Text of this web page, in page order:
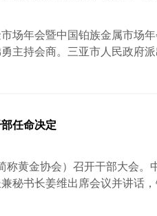
场年会暨中国铂族金属市场
主持会商。三亚市人民政府
支持海南自贸港这一国家重大
任命决定
称黄金协会）召开干部大会。
秘书长姜维出席会议并讲话